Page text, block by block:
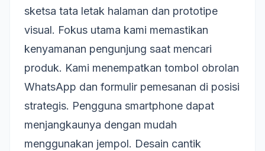
sketsa tata letak halaman dan prototipe
visual. Fokus utama kami memastikan
kenyamanan pengunjung saat mencari
produk. Kami menempatkan tombol obrolan
WhatsApp dan formulir pemesanan di posisi
strategis. Pengguna smartphone dapat
menjangkaunya dengan mudah
menggunakan jempol. Desain cantik